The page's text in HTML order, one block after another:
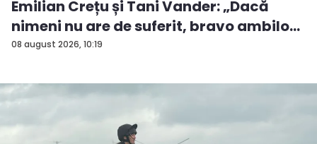
08 august 2026, 10:19
Emilian Crețu și Tani Vander: „Dacă
nimeni nu are de suferit, bravo ambilo...